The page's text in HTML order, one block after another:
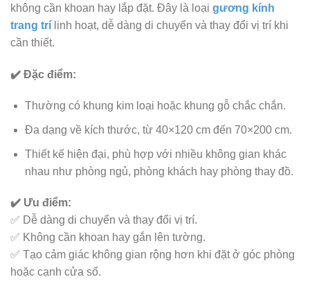
không cần khoan hay lắp đặt. Đây là loại gương kính
trang trí linh hoạt, dễ dàng di chuyển và thay đổi vị trí khi
cần thiết.
✔️ Đặc điểm:
Thường có khung kim loại hoặc khung gỗ chắc chắn.
Đa dạng về kích thước, từ 40×120 cm đến 70×200 cm.
Thiết kế hiện đại, phù hợp với nhiều không gian khác
nhau như phòng ngủ, phòng khách hay phòng thay đồ.
✔️ Ưu điểm:
✅ Dễ dàng di chuyển và thay đổi vị trí.
✅ Không cần khoan hay gắn lên tường.
✅ Tạo cảm giác không gian rộng hơn khi đặt ở góc phòng
hoặc cạnh cửa sổ.